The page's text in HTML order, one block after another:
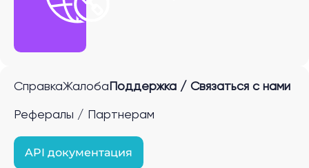
СправкаЖалоба Поддержка / Связаться с нами
Рефералы / Партнерам
API документация